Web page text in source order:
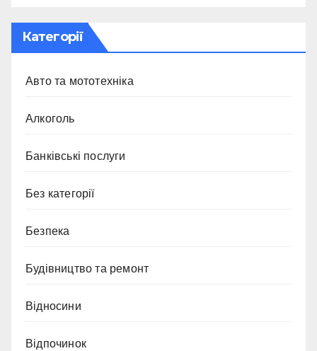
Категорії
Авто та мототехніка
Алкоголь
Банківські послуги
Без категорії
Безпека
Будівництво та ремонт
Відносини
Відпочинок